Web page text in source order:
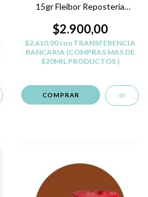
15gr Fleibor Reposteria
$2.900,00
$2.610,00con TRANSFERENCIA
BANCARIA (COMPRAS MAS DE
$20MIL PRODUCTOS )